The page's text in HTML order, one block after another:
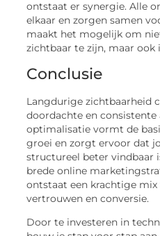
ontstaat er synergie. Alle
elkaar en zorgen samen
maakt het mogelijk om
zichtbaar te zijn, maar ook
Conclusie
Langdurige zichtbaarheid
doordachte en consistente
optimalisatie vormt de
groei en zorgt ervoor dat
structureel beter vindbaar
brede online
ontstaat een krachtige mix
vertrouwen en conversie.
Door te investeren in